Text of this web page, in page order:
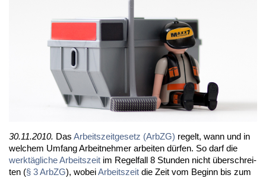
30.11.2010. Das Ar­beits­zeit­ge­setz (Arb­ZG) re­gelt, wann und in
wel­chem Um­fang Ar­beit­neh­mer ar­bei­ten dür­fen. So darf die
werk­täg­li­che Ar­beits­zeit im Re­gel­fall 8 St­un­den nicht über­schrei­
ten (§ 3 Arb­ZG), wo­beiAr­beits­zeit die Zeit vom Be­ginn bis zum